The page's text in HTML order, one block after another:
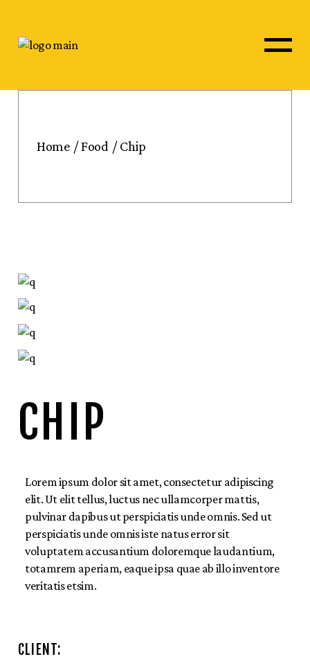
Home Food Chip
CHIP
Lorem ipsum dolor sit amet, consectetur adipiscing
elit. Ut elit tellus, luctus nec ullamcorper mattis,
pulvinar dapibus ut perspiciatis unde omnis. Sed ut
perspiciatis unde omnis iste natus error sit
voluptatem accusantium doloremque laudantium,
totamrem aperiam, eaque ipsa quae ab illo inventore
veritatis etsim.
CLIENT: